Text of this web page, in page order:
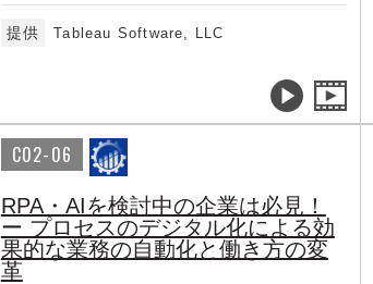
提供 Tableau Software, LLC
C02-06
RPA・AIを検討中の企業は必見！
ー プロセスのデジタル化による効
果的な業務の自動化と働き方の変
革